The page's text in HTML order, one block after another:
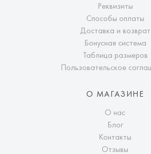
Реквизиты
Способы оплаты
Доставка и возврат
Бонусная система
Таблица размеров
Пользовательское
О МАГАЗИНЕ
О нас
Блог
Контакты
Отзывы